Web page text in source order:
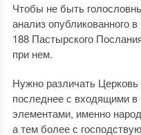
Чтобы не быть
анализ опубликованного
188 Пастырского
при нем.
Нужно различать
последнее с входящими в
элементами, именно
а тем более с